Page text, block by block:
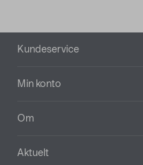
Bunntekst
Kundeservice
Min konto
Om
Aktuelt